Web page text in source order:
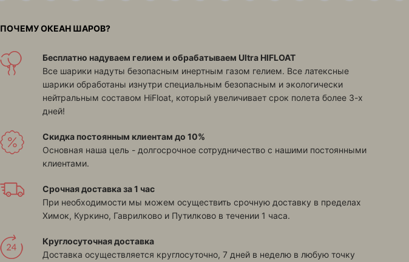
ПОЧЕМУ ОКЕАН ШАРОВ?
Бесплатно надуваем гелием и обрабатываем Ultra HIFLOAT
Все шарики надуты безопасным инертным газом гелием. Все латексные
шарики обработаны изнутри специальным безопасным и экологически
нейтральным составом HiFloat, который увеличивает срок полета более 3-х
дней!
Скидка постоянным клиентам до 10%
Основная наша цель - долгосрочное сотрудничество с нашими постоянными
клиентами.
Срочная доставка за 1 час
При необходимости мы можем осуществить срочную доставку в пределах
Химок, Куркино, Гаврилково и Путилково в течении 1 часа.
Круглосуточная доставка
Доставка осуществляется круглосуточно, 7 дней в неделю в любую точку